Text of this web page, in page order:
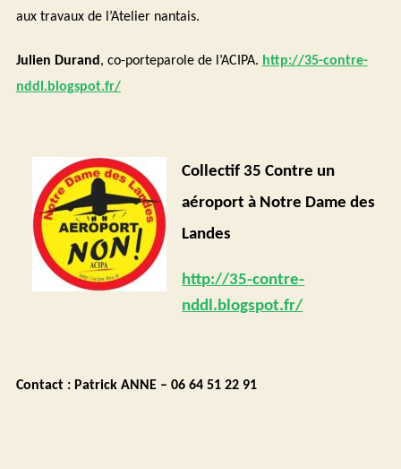
aux travaux de l’Atelier nantais.
Julien Durand, co-porteparole de l’ACIPA. http://35-contre-
nddl.blogspot.fr/
Collectif 35 Contre un
aéroport à Notre Dame des
Landes
http://35-contre-
nddl.blogspot.fr/
Contact : Patrick ANNE – 06 64 51 22 91